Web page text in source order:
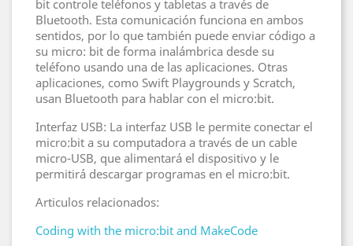
bit controle teléfonos y tabletas a través de
Bluetooth. Esta comunicación funciona en ambos
sentidos, por lo que también puede enviar código a
su micro: bit de forma inalámbrica desde su
teléfono usando una de las aplicaciones. Otras
aplicaciones, como Swift Playgrounds y Scratch,
usan Bluetooth para hablar con el micro:bit.
Interfaz USB: La interfaz USB le permite conectar el
micro:bit a su computadora a través de un cable
micro-USB, que alimentará el dispositivo y le
permitirá descargar programas en el micro:bit.
Articulos relacionados:
Coding with the micro:bit and MakeCode